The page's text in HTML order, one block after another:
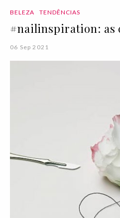
BELEZA TENDÊNCIAS
#nailinspiration: as
06 Sep 2021